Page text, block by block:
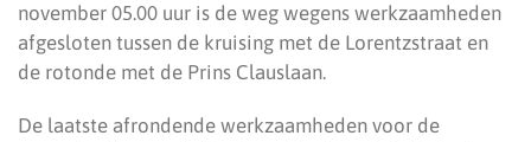
november 05.00 uur is de weg wegens werkzaamheden
afgesloten tussen de kruising met de Lorentzstraat en
de rotonde met de Prins Clauslaan.
De laatste afrondende werkzaamheden voor de